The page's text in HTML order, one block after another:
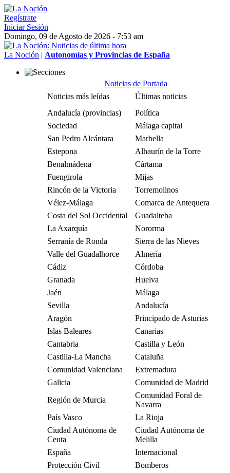
Regístrate
Iniciar Sesión
Domingo, 09 de Agosto de 2026 - 7:53 am
La Noción | Autonomías y Provincias de España
Noticias de Portada
Noticias más leídas
Últimas noticias
Andalucía (provincias)
Política
Sociedad
Málaga capital
San Pedro Alcántara
Marbella
Estepona
Alhaurín de la Torre
Benalmádena
Cártama
Fuengirola
Mijas
Rincón de la Victoria
Torremolinos
Vélez-Málaga
Comarca de Antequera
Costa del Sol Occidental
Guadalteba
La Axarquía
Nororma
Serranía de Ronda
Sierra de las Nieves
Valle del Guadalhorce
Almería
Cádiz
Córdoba
Granada
Huelva
Jaén
Málaga
Sevilla
Andalucía
Aragón
Principado de Asturias
Islas Baleares
Canarias
Cantabria
Castilla y León
Castilla-La Mancha
Cataluña
Comunidad Valenciana
Extremadura
Galicia
Comunidad de Madrid
Región de Murcia
Comunidad Foral de
Navarra
País Vasco
La Rioja
Ciudad Autónoma de
Ceuta
Ciudad Autónoma de
Melilla
España
Internacional
Protección Civil
Bomberos